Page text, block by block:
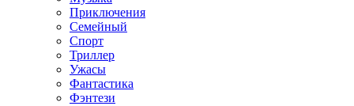
Приключения
Семейный
Спорт
Триллер
Ужасы
Фантастика
Фэнтези